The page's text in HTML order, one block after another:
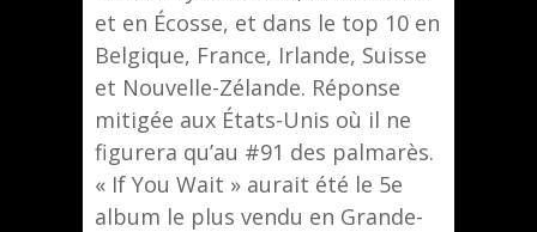
et en Écosse, et dans le top 10 en
Belgique, France, Irlande, Suisse
et Nouvelle-Zélande. Réponse
mitigée aux États-Unis où il ne
figurera qu’au #91 des palmarès.
« If You Wait » aurait été le 5e
album le plus vendu en Grande-